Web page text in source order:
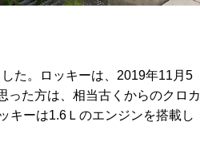
た。ロッキーは、2019年11月5
った方は、相当古くからのクロカ
キーは1.6Ｌのエンジンを搭載し